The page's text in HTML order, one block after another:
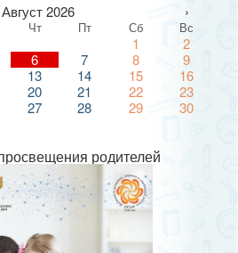
Август 2026 ›
Чт Пт Сб Вс
1
2
6 7 8
9
13 14 15
16
20 21 22
23
27 28 29
30
родителей